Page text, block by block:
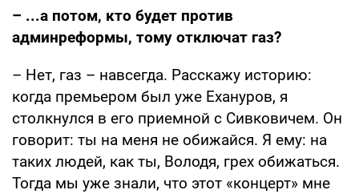
– ...а потом, кто будет против
админреформы, тому отключат газ?
– Нет, газ – навсегда. Расскажу историю:
когда премьером был уже Ехануров, я
столкнулся в его приемной с Сивковичем. Он
говорит: ты на меня не обижайся. Я ему: на
таких людей, как ты, Володя, грех обижаться.
Тогда мы уже знали, что этот «концерт» мне